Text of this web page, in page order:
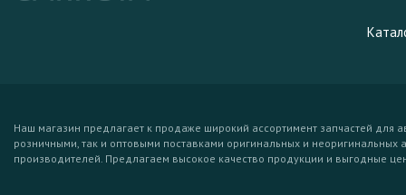
Наш магазин предлагает к продаже широкий ассортимент запчастей для
розничными, так и оптовыми поставками оригинальных и неоригинальных
производителей. Предлагаем высокое качество продукции и выгодные